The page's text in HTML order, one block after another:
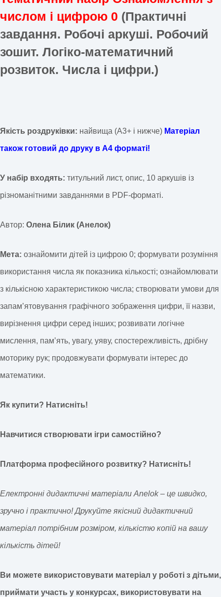
числом і цифрою 0 (Практичні
завдання. Робочі аркуші. Робочий
зошит. Логіко-математичний
розвиток. Числа і цифри.)
Якість роздруківки: найвища (А3+ і нижче) Матеріал
також готовий до друку в А4 форматі!
У набір входять: титульний лист, опис, 10 аркушів із
різноманітними завданнями в PDF-форматі.
Автор: Олена Білик (Анелок)
Мета: ознайомити дітей із цифрою 0; формувати розуміння
використання числа як показника кількості; ознайомлювати
з кількісною характеристикою числа; створювати умови для
запамʼятовування графічного зображення цифри, її назви,
вирізнення цифри серед інших; розвивати логічне
мислення, памʼять, увагу, уяву, спостережливість, дрібну
моторику рук; продовжувати формувати інтерес до
математики.
Як купити? Натисніть!
Навчитися створювати ігри самостійно?
Платформа професійного розвитку? Натисніть!
Електронні дидактичні матеріали Anelok – це швидко,
зручно і практично! Друкуйте якісний дидактичний
матеріал потрібним розміром, кількістю копій на вашу
кількість дітей!
Ви можете використовувати матеріал у роботі з дітьми,
приймати участь у конкурсах, використовувати на